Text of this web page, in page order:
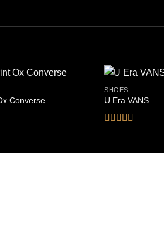
Converse
SHOES
U Era VANS
von 5